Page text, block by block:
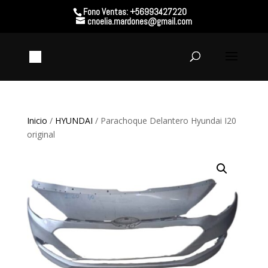
Fono Ventas: +56993427220
cnoelia.mardones@gmail.com
Inicio / HYUNDAI / Parachoque Delantero Hyundai I20
original